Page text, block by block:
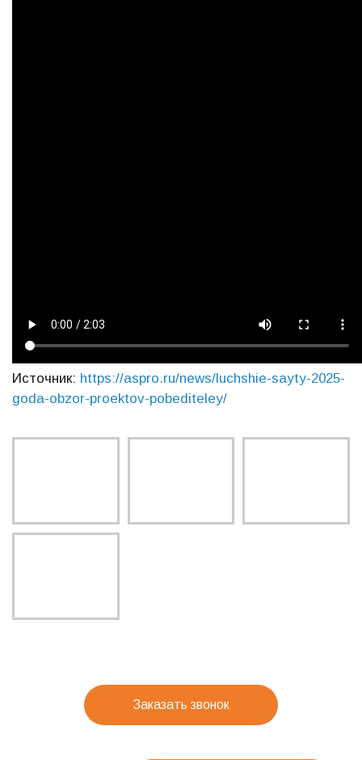
Источник: https://aspro.ru/news/luchshie-sayty-2025-
goda-obzor-proektov-pobediteley/
Заказать звонок